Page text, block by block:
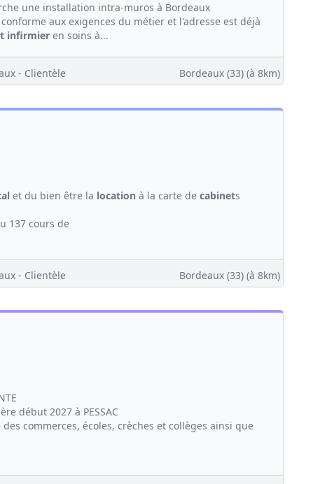
une installation intra-muros à Bordeaux
aux exigences du métier et l'adresse est déjà
infirmier en soins à...
- Clientèle Bordeaux (33)(à 8km)
et du bien être la location à la carte de cabinets
137 cours de
- Clientèle Bordeaux (33)(à 8km)
début 2027 à PESSAC
commerces, écoles, crèches et collèges ainsi que